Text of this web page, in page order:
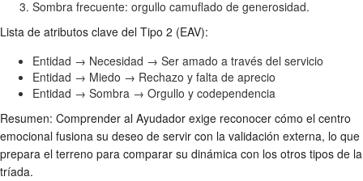
Sombra frecuente: orgullo camuflado de generosidad.
Lista de atributos clave del Tipo 2 (EAV):
Entidad → Necesidad → Ser amado a través del servicio
Entidad → Miedo → Rechazo y falta de aprecio
Entidad → Sombra → Orgullo y codependencia
Resumen: Comprender al Ayudador exige reconocer cómo el centro
emocional fusiona su deseo de servir con la validación externa, lo que
prepara el terreno para comparar su dinámica con los otros tipos de la
tríada.